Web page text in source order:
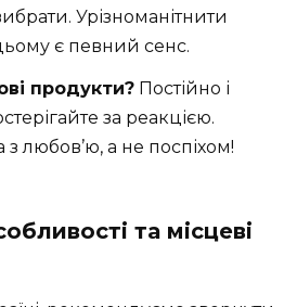
Урізноманітнити
є певний сенс.
продукти? Постійно і
за реакцією.
з любов’ю, а не поспіхом!
та місцеві